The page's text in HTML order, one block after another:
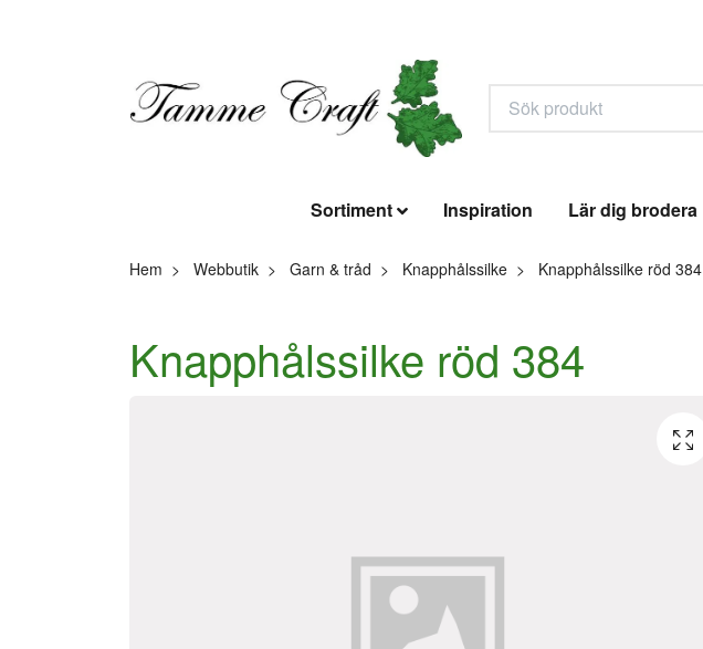
Sortiment Inspiration Lär dig brodera
Hem Webbutik Garn & tråd Knapphålssilke Knapphålssilke röd 384
Knapphålssilke röd 384